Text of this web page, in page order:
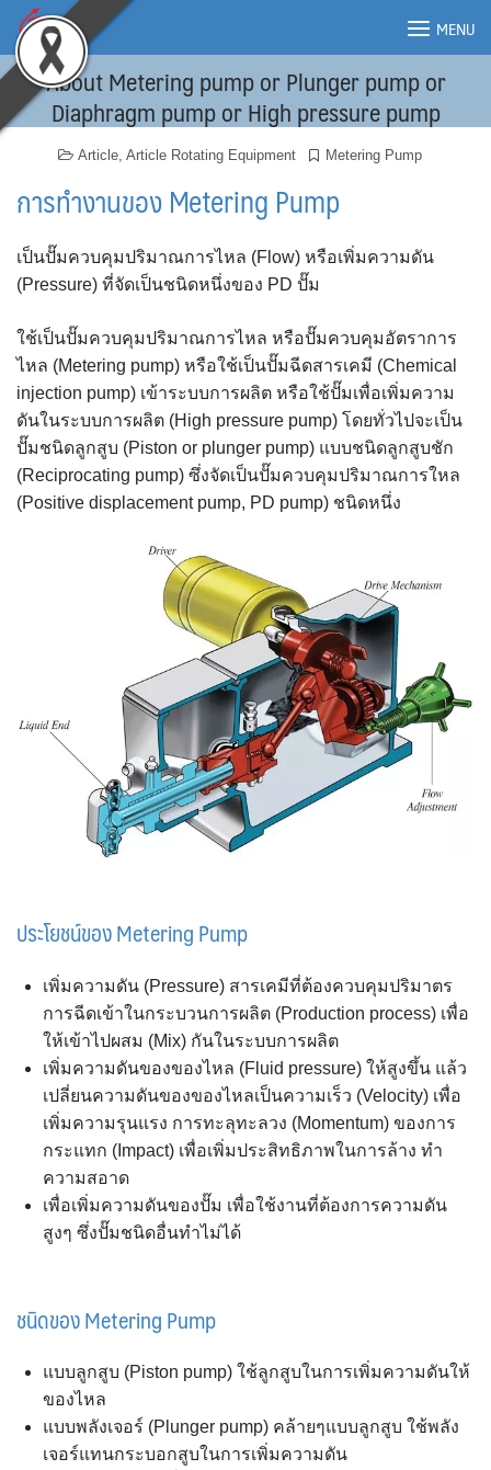
Skip
content
MENU
MENU
About Metering pump or Plunger pump or
Diaphragm pump or High pressure pump
Article, Article Rotating Equipment Metering Pump
การทำงานของ Metering Pump
เป็นปั๊มควบคุมปริมาณการไหล (Flow) หรือเพิ่มความดัน
(Pressure) ที่จัดเป็นชนิดหนึ่งของ PD ปั๊ม
ใช้เป็นปั๊มควบคุมปริมาณการไหล หรือปั๊มควบคุมอัตราการ
ไหล (Metering pump) หรือใช้เป็นปั๊มฉีดสารเคมี (Chemical
injection pump) เข้าระบบการผลิต หรือใช้ปั๊มเพื่อเพิ่มความ
ดันในระบบการผลิต (High pressure pump) โดยทั่วไปจะเป็น
ปั๊มชนิดลูกสูบ (Piston or plunger pump) แบบชนิดลูกสูบชัก
(Reciprocating pump) ซึ่งจัดเป็นปั๊มควบคุมปริมาณการใหล
(Positive displacement pump, PD pump) ชนิดหนึ่ง
ประโยชน์ของ Metering Pump
เพิ่มความดัน (Pressure) สารเคมีที่ต้องควบคุมปริมาตร
การฉีดเข้าในกระบวนการผลิต (Production process) เพื่อ
ให้เข้าไปผสม (Mix) กันในระบบการผลิต
เพิ่มความดันของของไหล (Fluid pressure) ให้สูงขึ้น แล้ว
เปลี่ยนความดันของของไหลเป็นความเร็ว (Velocity) เพื่อ
เพิ่มความรุนแรง การทะลุทะลวง (Momentum) ของการ
กระแทก (Impact) เพื่อเพิ่มประสิทธิภาพในการล้าง ทำ
ความสอาด
เพื่อเพิ่มความดันของปั๊ม เพื่อใช้งานที่ต้องการความดัน
สูงๆ ซึ่งปั๊มชนิดอื่นทำไม่ได้
ชนิดของ Metering Pump
แบบลูกสูบ (Piston pump) ใช้ลูกสูบในการเพิ่มความดันให้
ของไหล
แบบพลังเจอร์ (Plunger pump) คล้ายๆแบบลูกสูบ ใช้พลัง
เจอร์แทนกระบอกสูบในการเพิ่มความดัน